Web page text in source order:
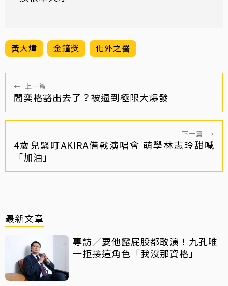
黃大煒 金鐘獎 化外之醫
← 上一篇
閻奕格豁出去了？被逼到極限大爆發
下一篇 →
4歲兒緊盯AKIRA備戰演唱會 萌學林志玲甜喊
「加油」
最新文章
專訪／要他露屁股都敢演！九孔唯
一拒接這角色「我沒那資格」